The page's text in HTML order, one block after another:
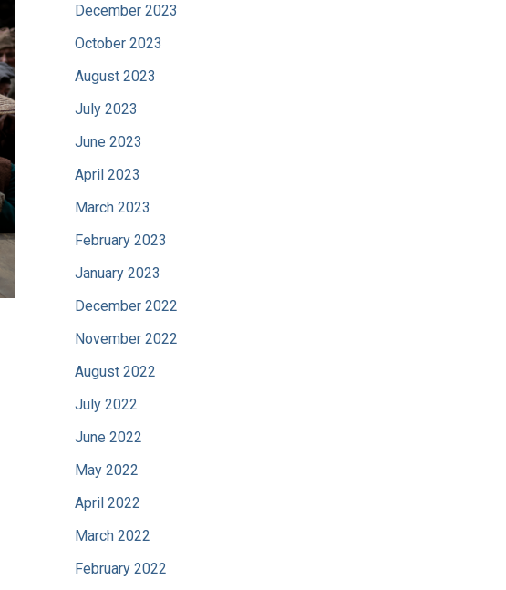
December 2023
October 2023
August 2023
July 2023
June 2023
April 2023
March 2023
February 2023
January 2023
December 2022
November 2022
August 2022
July 2022
June 2022
May 2022
April 2022
March 2022
February 2022